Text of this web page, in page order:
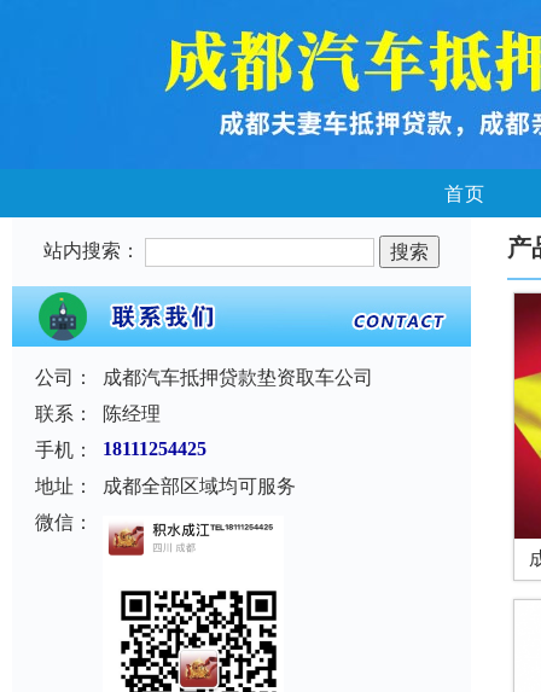
首页
站内搜索：
公司：
成都汽车抵押贷款垫资取车公司
联系：
陈经理
手机：
18111254425
地址：
成都全部区域均可服务
微信：
产